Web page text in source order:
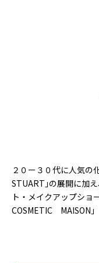
２０ー３０代に人気の
STUART｣の展開に加
ト・メイクアップショ
COSMETIC MAISON」